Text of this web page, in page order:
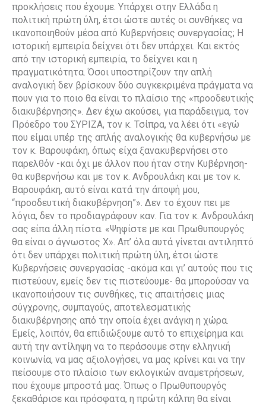
προκλήσεις που έχουμε. Υπάρχει στην Ελλάδα η
πολιτική πρώτη ύλη, έτσι ώστε αυτές οι συνθήκες να
ικανοποιηθούν μέσα από Κυβερνήσεις συνεργασίας; Η
ιστορική εμπειρία δείχνει ότι δεν υπάρχει. Και εκτός
από την ιστορική εμπειρία, το δείχνει και η
πραγματικότητα. Όσοι υποστηρίζουν την απλή
αναλογική δεν βρίσκουν δύο συγκεκριμένα πράγματα να
πουν για το ποιο θα είναι το πλαίσιο της «προοδευτικής
διακυβέρνησης». Δεν έχω ακούσει, για παράδειγμα, τον
Πρόεδρο του ΣΥΡΙΖΑ, τον κ. Τσίπρα, να λέει ότι «εγώ
που είμαι υπέρ της απλής αναλογικής θα κυβερνήσω με
τον κ. Βαρουφάκη, όπως είχα ξανακυβερνήσει στο
παρελθόν -και όχι με άλλον που ήταν στην Κυβέρνηση-
θα κυβερνήσω και με τον κ. Ανδρουλάκη και με τον κ.
Βαρουφάκη, αυτό είναι κατά την άποψή μου,
“προοδευτική διακυβέρνηση”». Δεν το έχουν πει με
λόγια, δεν το προδιαγράφουν καν. Για τον κ. Ανδρουλάκη
σας είπα άλλη πίστα. «Ψηφίστε με και Πρωθυπουργός
θα είναι ο άγνωστος Χ». Απ’ όλα αυτά γίνεται αντιληπτό
ότι δεν υπάρχει πολιτική πρώτη ύλη, έτσι ώστε
Κυβερνήσεις συνεργασίας -ακόμα και γι’ αυτούς που τις
πιστεύουν, εμείς δεν τις πιστεύουμε- θα μπορούσαν να
ικανοποιήσουν τις συνθήκες, τις απαιτήσεις μιας
σύγχρονης, συμπαγούς, αποτελεσματικής
διακυβέρνησης από την οποία έχει ανάγκη η χώρα.
Εμείς, λοιπόν, θα επιδιώξουμε αυτό το επιχείρημα και
αυτή την αντίληψη να το περάσουμε στην ελληνική
κοινωνία, να μας αξιολογήσει, να μας κρίνει και να την
πείσουμε στο πλαίσιο των εκλογικών αναμετρήσεων,
που έχουμε μπροστά μας. Όπως ο Πρωθυπουργός
ξεκαθάρισε και πρόσφατα, η πρώτη κάλπη θα είναι